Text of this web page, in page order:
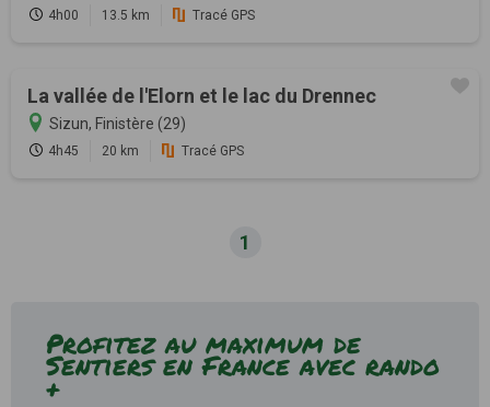
4h00 13.5 km Tracé GPS
La vallée de l'Elorn et le lac du Drennec
Sizun, Finistère (29)
4h45 20 km Tracé GPS
1
Profitez au maximum de
Sentiers en France avec rando
+